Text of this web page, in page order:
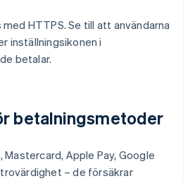
HTTPS. Se till att användarna
inställningsikonen i
betalar.
betalningsmetoder
, Mastercard, Apple Pay, Google
– de försäkrar